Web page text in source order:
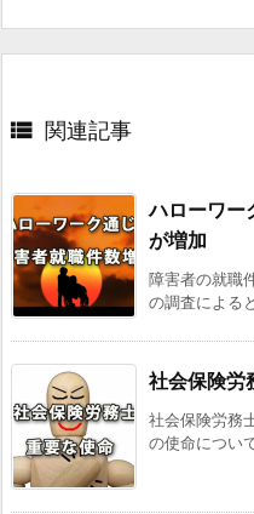
 関連記事
ハローワー
が増加
障害者の就職
の調査による
社会保険労
社会保険労務
の使命につい